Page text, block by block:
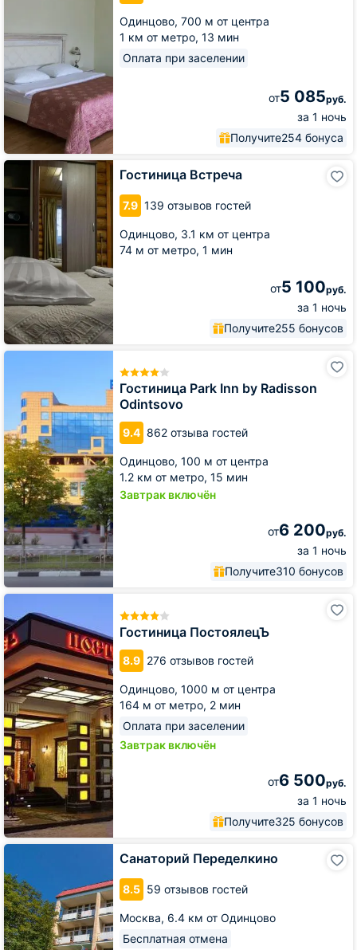
Одинцово, 700 м от центра
1 км от метро, 13 мин
Оплата при заселении
от5 085руб.
за 1 ночь
Получите254 бонуса
Гостиница Встреча
7.9 139 отзывов гостей
Одинцово, 3.1 км от центра
74 м от метро, 1 мин
от5 100руб.
за 1 ночь
Получите255 бонусов
Гостиница
Встреча
Гостиница Park Inn by Radisson
Odintsovo
9.4 862 отзыва гостей
Одинцово, 100 м от центра
1.2 км от метро, 15 мин
Завтрак включён
от6 200руб.
за 1 ночь
Получите310 бонусов
Гостиница
Radisson
Odintsovo
Гостиница ПостоялецЪ
8.9 276 отзывов гостей
Одинцово, 1000 м от центра
164 м от метро, 2 мин
Оплата при заселении
Завтрак включён
от6 500руб.
за 1 ночь
Получите325 бонусов
Гостиница
ПостоялецЪ
Санаторий Переделкино
8.5 59 отзывов гостей
Москва, 6.4 км от Одинцово
Бесплатная отмена
Санаторий